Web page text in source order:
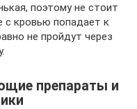
поэтому не стоит
с кровью попадает к
не пройдут через
препараты и